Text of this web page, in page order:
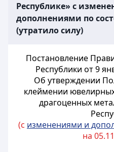
Республике» с
дополнениями по
(утратило силу)
Постановление
Республики от 9
Об утверждении
клеймении
драгоценных
(с изменениями и
на